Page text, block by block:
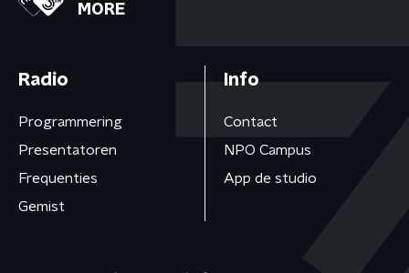
MORE
Radio
Programmering
Presentatoren
Frequenties
Gemist
Info
Contact
NPO Campus
App de studio